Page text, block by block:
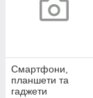
Смартфони,
планшети та
гаджети